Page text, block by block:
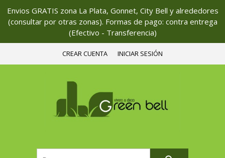
Envios GRATIS zona La Plata, Gonnet, City Bell y alrededores
(consultar por otras zonas). Formas de pago: contra entrega
(Efectivo - Transferencia)
CREAR CUENTA INICIAR SESIÓN